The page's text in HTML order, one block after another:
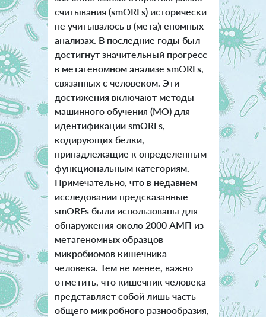
считывания (smORFs) исторически
не учитывалось в (мета)геномных
анализах. В последние годы был
достигнут значительный прогресс
в метагеномном анализе smORFs,
связанных с человеком. Эти
достижения включают методы
машинного обучения (MО) для
идентификации smORFs,
кодирующих белки,
принадлежащие к определенным
функциональным категориям.
Примечательно, что в недавнем
исследовании предсказанные
smORFs были использованы для
обнаружения около 2000 АМП из
метагеномных образцов
микробиомов кишечника
человека. Тем не менее, важно
отметить, что кишечник человека
представляет собой лишь часть
общего микробного разнообразия,